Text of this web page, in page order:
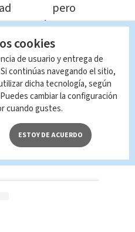
pero
ilusión y
dijo.
espera dar lo
es la primera vez
noticias
que tiene un
compañeros los
demasiado.
cookies
de usuario y entrega de
continúas navegando el sitio,
dicha tecnología, según
cambiar la configuración
cuando gustes.
ESTOY DE ACUERDO